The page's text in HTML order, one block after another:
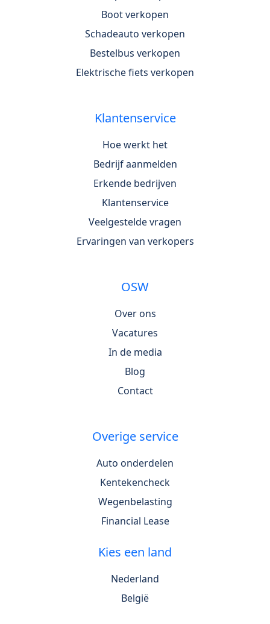
Boot verkopen
Schadeauto verkopen
Bestelbus verkopen
Elektrische fiets verkopen
Klantenservice
Hoe werkt het
Bedrijf aanmelden
Erkende bedrijven
Klantenservice
Veelgestelde vragen
Ervaringen van verkopers
OSW
Over ons
Vacatures
In de media
Blog
Contact
Overige service
Auto onderdelen
Kentekencheck
Wegenbelasting
Financial Lease
Kies een land
Nederland
België